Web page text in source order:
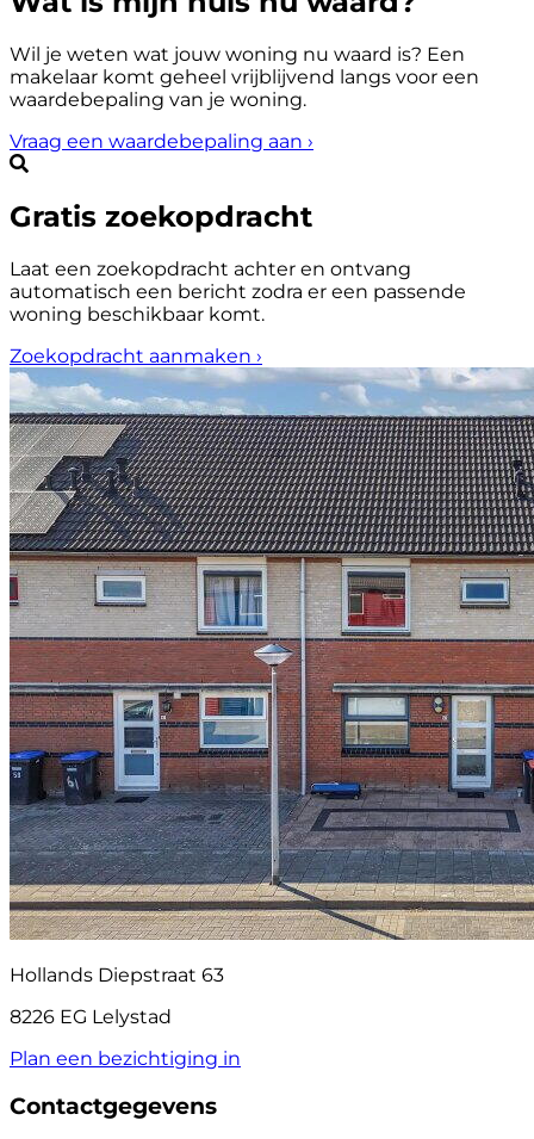
Wil je weten wat jouw woning nu waard is? Een
makelaar komt geheel vrijblijvend langs voor een
waardebepaling van je woning.
Vraag een waardebepaling aan ›
Gratis zoekopdracht
Laat een zoekopdracht achter en ontvang
automatisch een bericht zodra er een passende
woning beschikbaar komt.
Zoekopdracht aanmaken ›
Hollands Diepstraat 63
8226 EG Lelystad
Plan een bezichtiging in
Contactgegevens